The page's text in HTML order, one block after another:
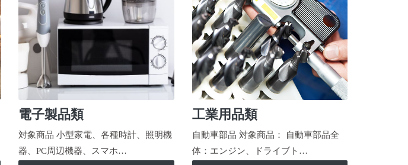
電子製品類
対象商品 小型家電、各種時計、照明機
器、PC周辺機器、スマホ…
工業用品類
自動車部品 対象商品： 自動車部品全
体：エンジン、ドライブト…